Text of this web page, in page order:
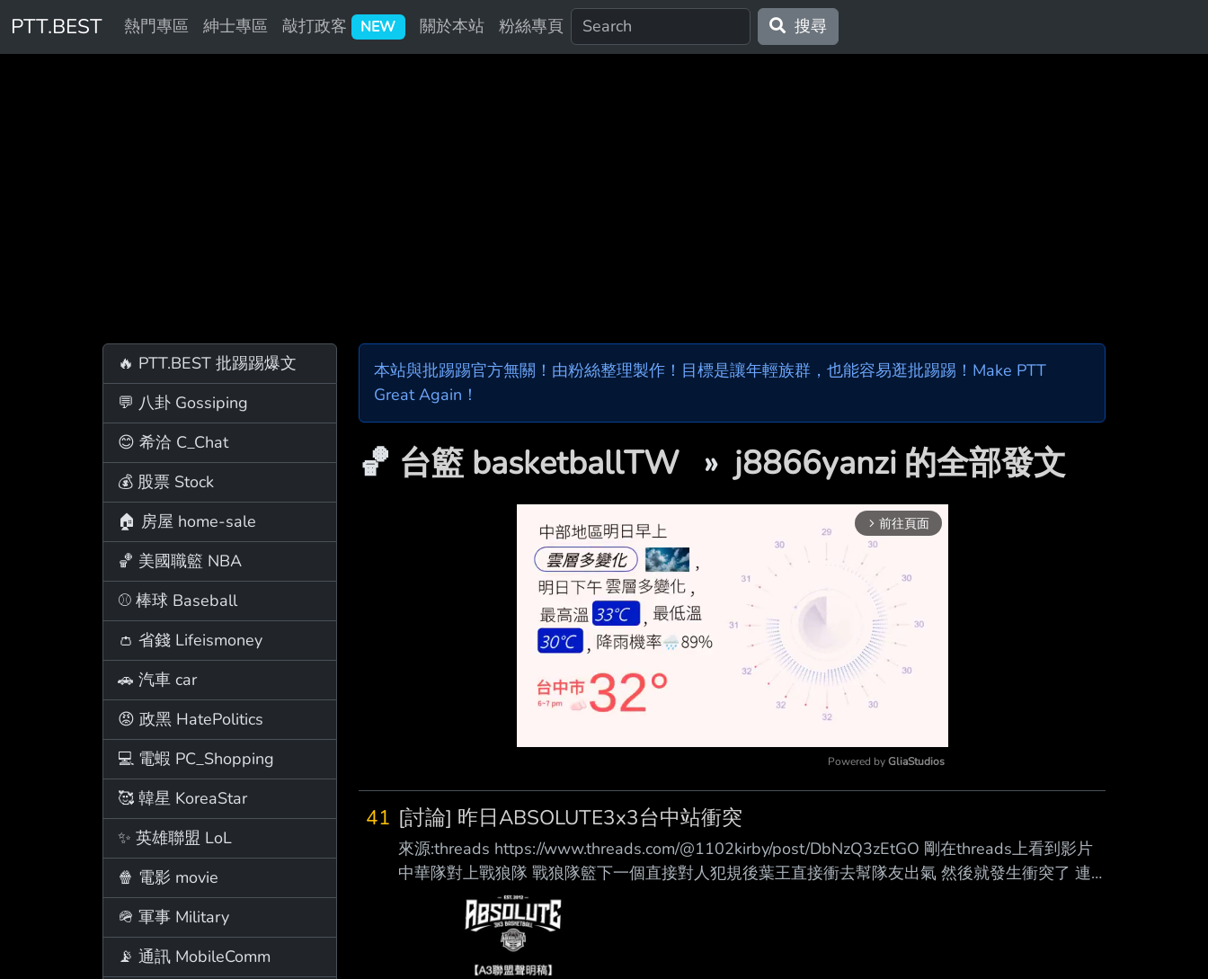
PTT.BEST 熱門專區 紳士專區 敲打政客 NEW 關於本站 粉絲專頁 搜尋
🔥 PTT.BEST 批踢踢爆文
💬 八卦 Gossiping
😊 希洽 C_Chat
💰 股票 Stock
🏠 房屋 home-sale
🏀 美國職籃 NBA
⚾ 棒球 Baseball
👛 省錢 Lifeismoney
🚗 汽車 car
😡 政黑 HatePolitics
💻 電蝦 PC_Shopping
🥰 韓星 KoreaStar
✨ 英雄聯盟 LoL
🍿 電影 movie
🪖 軍事 Military
📡 通訊 MobileComm
本站與批踢踢官方無關！由粉絲整理製作！目標是讓年輕族群，也能容易逛批踢踢！Make PTT
Great Again！
🏀 台籃 basketballTW » j8866yanzi 的全部發文
arrow_forward_ios 前往頁面
Powered by GliaStudios
41 [討論] 昨日ABSOLUTE3x3台中站衝突
來源:threads https://www.threads.com/@1102kirby/post/DbNzQ3zEtGO 剛在threads上看到影片
中華隊對上戰狼隊 戰狼隊籃下一個直接對人犯規後葉王直接衝去幫隊友出氣 然後就發生衝突了 連
教練也衝出來 葉王需要四個人才有辦法拉住他 真的很氣 戰狼那個看起來感覺就是來打架的 一直揮
拳想扁葉王 難怪教練都看不下去衝出來 昨天去遠百看奧德賽有路過看到在辦比賽 早知道就過去看